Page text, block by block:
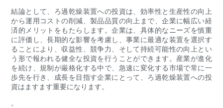
結論として、ろ過乾燥装置への投資は、効率性と生産性の向上
から運用コストの削減、製品品質の向上まで、企業に幅広い経
済的メリットをもたらします。企業は、具体的なニーズを慎重
に評価し、長期的な影響を考慮し、事業に最適な装置を選択す
ることにより、収益性、競争力、そして持続可能性の向上とい
う形で報われる健全な投資を行うことができます。産業が進化
を続け、規制が厳格化する中で、急速に変化する市場で常に一
歩先を行き、成長を目指す企業にとって、ろ過乾燥装置への投
資はますます重要になります。
。